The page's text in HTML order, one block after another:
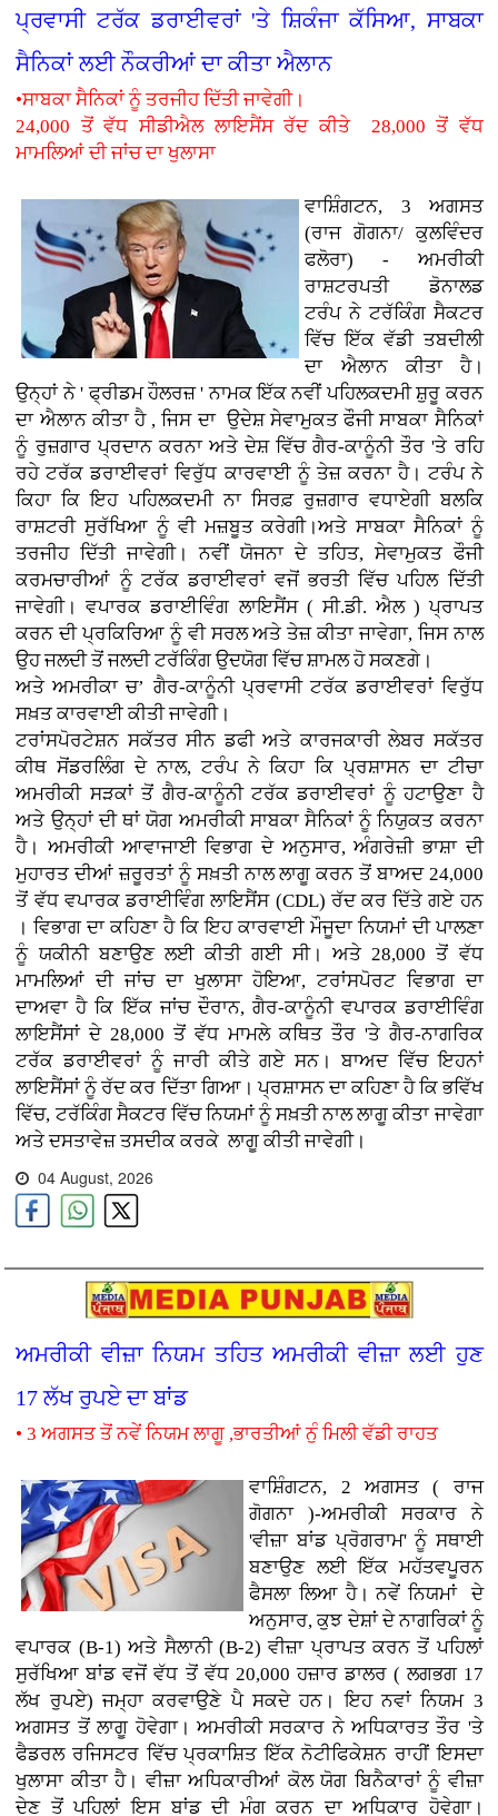
ਪ੍ਰਵਾਸੀ ਟਰੱਕ ਡਰਾਈਵਰਾਂ 'ਤੇ ਸ਼ਿਕੰਜਾ ਕੱਸਿਆ, ਸਾਬਕਾ
ਸੈਨਿਕਾਂ ਲਈ ਨੌਕਰੀਆਂ ਦਾ ਕੀਤਾ ਐਲਾਨ
•ਸਾਬਕਾ ਸੈਨਿਕਾਂ ਨੂੰ ਤਰਜੀਹ ਦਿੱਤੀ ਜਾਵੇਗੀ।
24,000 ਤੋਂ ਵੱਧ ਸੀਡੀਐਲ ਲਾਇਸੈਂਸ ਰੱਦ ਕੀਤੇ 28,000 ਤੋਂ ਵੱਧ
ਮਾਮਲਿਆਂ ਦੀ ਜਾਂਚ ਦਾ ਖੁਲਾਸਾ
ਵਾਸ਼ਿੰਗਟਨ, 3 ਅਗਸਤ
(ਰਾਜ ਗੋਗਨਾ/ ਕੁਲਵਿੰਦਰ
ਫਲੋਰਾ) - ਅਮਰੀਕੀ
ਰਾਸ਼ਟਰਪਤੀ ਡੋਨਾਲਡ
ਟਰੰਪ ਨੇ ਟਰੱਕਿੰਗ ਸੈਕਟਰ
ਵਿੱਚ ਇੱਕ ਵੱਡੀ ਤਬਦੀਲੀ
ਦਾ ਐਲਾਨ ਕੀਤਾ ਹੈ।
ਉਨ੍ਹਾਂ ਨੇ ' ਫ੍ਰੀਡਮ ਹੌਲਰਜ਼ ' ਨਾਮਕ ਇੱਕ ਨਵੀਂ ਪਹਿਲਕਦਮੀ ਸ਼ੁਰੂ ਕਰਨ
ਦਾ ਐਲਾਨ ਕੀਤਾ ਹੈ , ਜਿਸ ਦਾ ਉਦੇਸ਼ ਸੇਵਾਮੁਕਤ ਫੌਜੀ ਸਾਬਕਾ ਸੈਨਿਕਾਂ
ਨੂੰ ਰੁਜ਼ਗਾਰ ਪ੍ਰਦਾਨ ਕਰਨਾ ਅਤੇ ਦੇਸ਼ ਵਿੱਚ ਗੈਰ-ਕਾਨੂੰਨੀ ਤੌਰ 'ਤੇ ਰਹਿ
ਰਹੇ ਟਰੱਕ ਡਰਾਈਵਰਾਂ ਵਿਰੁੱਧ ਕਾਰਵਾਈ ਨੂੰ ਤੇਜ਼ ਕਰਨਾ ਹੈ। ਟਰੰਪ ਨੇ
ਕਿਹਾ ਕਿ ਇਹ ਪਹਿਲਕਦਮੀ ਨਾ ਸਿਰਫ਼ ਰੁਜ਼ਗਾਰ ਵਧਾਏਗੀ ਬਲਕਿ
ਰਾਸ਼ਟਰੀ ਸੁਰੱਖਿਆ ਨੂੰ ਵੀ ਮਜ਼ਬੂਤ ​​ਕਰੇਗੀ।ਅਤੇ ਸਾਬਕਾ ਸੈਨਿਕਾਂ ਨੂੰ
ਤਰਜੀਹ ਦਿੱਤੀ ਜਾਵੇਗੀ। ਨਵੀਂ ਯੋਜਨਾ ਦੇ ਤਹਿਤ, ਸੇਵਾਮੁਕਤ ਫੌਜੀ
ਕਰਮਚਾਰੀਆਂ ਨੂੰ ਟਰੱਕ ਡਰਾਈਵਰਾਂ ਵਜੋਂ ਭਰਤੀ ਵਿੱਚ ਪਹਿਲ ਦਿੱਤੀ
ਜਾਵੇਗੀ। ਵਪਾਰਕ ਡਰਾਈਵਿੰਗ ਲਾਇਸੈਂਸ ( ਸੀ.ਡੀ. ਐਲ ) ਪ੍ਰਾਪਤ
ਕਰਨ ਦੀ ਪ੍ਰਕਿਰਿਆ ਨੂੰ ਵੀ ਸਰਲ ਅਤੇ ਤੇਜ਼ ਕੀਤਾ ਜਾਵੇਗਾ, ਜਿਸ ਨਾਲ
ਉਹ ਜਲਦੀ ਤੋਂ ਜਲਦੀ ਟਰੱਕਿੰਗ ਉਦਯੋਗ ਵਿੱਚ ਸ਼ਾਮਲ ਹੋ ਸਕਣਗੇ।
ਅਤੇ ਅਮਰੀਕਾ ਚ’ ਗੈਰ-ਕਾਨੂੰਨੀ ਪ੍ਰਵਾਸੀ ਟਰੱਕ ਡਰਾਈਵਰਾਂ ਵਿਰੁੱਧ
ਸਖ਼ਤ ਕਾਰਵਾਈ ਕੀਤੀ ਜਾਵੇਗੀ।
ਟਰਾਂਸਪੋਰਟੇਸ਼ਨ ਸਕੱਤਰ ਸੀਨ ਡਫੀ ਅਤੇ ਕਾਰਜਕਾਰੀ ਲੇਬਰ ਸਕੱਤਰ
ਕੀਥ ਸੋਂਡਰਲਿੰਗ ਦੇ ਨਾਲ, ਟਰੰਪ ਨੇ ਕਿਹਾ ਕਿ ਪ੍ਰਸ਼ਾਸਨ ਦਾ ਟੀਚਾ
ਅਮਰੀਕੀ ਸੜਕਾਂ ਤੋਂ ਗੈਰ-ਕਾਨੂੰਨੀ ਟਰੱਕ ਡਰਾਈਵਰਾਂ ਨੂੰ ਹਟਾਉਣਾ ਹੈ
ਅਤੇ ਉਨ੍ਹਾਂ ਦੀ ਥਾਂ ਯੋਗ ਅਮਰੀਕੀ ਸਾਬਕਾ ਸੈਨਿਕਾਂ ਨੂੰ ਨਿਯੁਕਤ ਕਰਨਾ
ਹੈ। ਅਮਰੀਕੀ ਆਵਾਜਾਈ ਵਿਭਾਗ ਦੇ ਅਨੁਸਾਰ, ਅੰਗਰੇਜ਼ੀ ਭਾਸ਼ਾ ਦੀ
ਮੁਹਾਰਤ ਦੀਆਂ ਜ਼ਰੂਰਤਾਂ ਨੂੰ ਸਖ਼ਤੀ ਨਾਲ ਲਾਗੂ ਕਰਨ ਤੋਂ ਬਾਅਦ 24,000
ਤੋਂ ਵੱਧ ਵਪਾਰਕ ਡਰਾਈਵਿੰਗ ਲਾਇਸੈਂਸ (CDL) ਰੱਦ ਕਰ ਦਿੱਤੇ ਗਏ ਹਨ
। ਵਿਭਾਗ ਦਾ ਕਹਿਣਾ ਹੈ ਕਿ ਇਹ ਕਾਰਵਾਈ ਮੌਜੂਦਾ ਨਿਯਮਾਂ ਦੀ ਪਾਲਣਾ
ਨੂੰ ਯਕੀਨੀ ਬਣਾਉਣ ਲਈ ਕੀਤੀ ਗਈ ਸੀ। ਅਤੇ 28,000 ਤੋਂ ਵੱਧ
ਮਾਮਲਿਆਂ ਦੀ ਜਾਂਚ ਦਾ ਖੁਲਾਸਾ ਹੋਇਆ, ਟਰਾਂਸਪੋਰਟ ਵਿਭਾਗ ਦਾ
ਦਾਅਵਾ ਹੈ ਕਿ ਇੱਕ ਜਾਂਚ ਦੌਰਾਨ, ਗੈਰ-ਕਾਨੂੰਨੀ ਵਪਾਰਕ ਡਰਾਈਵਿੰਗ
ਲਾਇਸੈਂਸਾਂ ਦੇ 28,000 ਤੋਂ ਵੱਧ ਮਾਮਲੇ ਕਥਿਤ ਤੌਰ 'ਤੇ ਗੈਰ-ਨਾਗਰਿਕ
ਟਰੱਕ ਡਰਾਈਵਰਾਂ ਨੂੰ ਜਾਰੀ ਕੀਤੇ ਗਏ ਸਨ। ਬਾਅਦ ਵਿੱਚ ਇਹਨਾਂ
ਲਾਇਸੈਂਸਾਂ ਨੂੰ ਰੱਦ ਕਰ ਦਿੱਤਾ ਗਿਆ। ਪ੍ਰਸ਼ਾਸਨ ਦਾ ਕਹਿਣਾ ਹੈ ਕਿ ਭਵਿੱਖ
ਵਿੱਚ, ਟਰੱਕਿੰਗ ਸੈਕਟਰ ਵਿੱਚ ਨਿਯਮਾਂ ਨੂੰ ਸਖ਼ਤੀ ਨਾਲ ਲਾਗੂ ਕੀਤਾ ਜਾਵੇਗਾ
ਅਤੇ ਦਸਤਾਵੇਜ਼ ਤਸਦੀਕ ਕਰਕੇ ਲਾਗੂ ਕੀਤੀ ਜਾਵੇਗੀ।
04 August, 2026
ਅਮਰੀਕੀ ਵੀਜ਼ਾ ਨਿਯਮ ਤਹਿਤ ਅਮਰੀਕੀ ਵੀਜ਼ਾ ਲਈ ਹੁਣ
17 ਲੱਖ ਰੁਪਏ ਦਾ ਬਾਂਡ
• 3 ਅਗਸਤ ਤੋਂ ਨਵੇਂ ਨਿਯਮ ਲਾਗੂ ,ਭਾਰਤੀਆਂ ਨੁੰ ਮਿਲੀ ਵੱਡੀ ਰਾਹਤ
ਵਾਸ਼ਿੰਗਟਨ, 2 ਅਗਸਤ ( ਰਾਜ
ਗੋਗਨਾ )-ਅਮਰੀਕੀ ਸਰਕਾਰ ਨੇ
'ਵੀਜ਼ਾ ਬਾਂਡ ਪ੍ਰੋਗਰਾਮ' ਨੂੰ ਸਥਾਈ
ਬਣਾਉਣ ਲਈ ਇੱਕ ਮਹੱਤਵਪੂਰਨ
ਫੈਸਲਾ ਲਿਆ ਹੈ। ਨਵੇਂ ਨਿਯਮਾਂ ਦੇ
ਅਨੁਸਾਰ, ਕੁਝ ਦੇਸ਼ਾਂ ਦੇ ਨਾਗਰਿਕਾਂ ਨੂੰ
ਵਪਾਰਕ (B-1) ਅਤੇ ਸੈਲਾਨੀ (B-2) ਵੀਜ਼ਾ ਪ੍ਰਾਪਤ ਕਰਨ ਤੋਂ ਪਹਿਲਾਂ
ਸੁਰੱਖਿਆ ਬਾਂਡ ਵਜੋਂ ਵੱਧ ਤੋਂ ਵੱਧ 20,000 ਹਜ਼ਾਰ ਡਾਲਰ ( ਲਗਭਗ 17
ਲੱਖ ਰੁਪਏ) ਜਮ੍ਹਾ ਕਰਵਾਉਣੇ ਪੈ ਸਕਦੇ ਹਨ। ਇਹ ਨਵਾਂ ਨਿਯਮ 3
ਅਗਸਤ ਤੋਂ ਲਾਗੂ ਹੋਵੇਗਾ। ਅਮਰੀਕੀ ਸਰਕਾਰ ਨੇ ਅਧਿਕਾਰਤ ਤੌਰ 'ਤੇ
ਫੈਡਰਲ ਰਜਿਸਟਰ ਵਿੱਚ ਪ੍ਰਕਾਸ਼ਿਤ ਇੱਕ ਨੋਟੀਫਿਕੇਸ਼ਨ ਰਾਹੀਂ ਇਸਦਾ
ਖੁਲਾਸਾ ਕੀਤਾ ਹੈ। ਵੀਜ਼ਾ ਅਧਿਕਾਰੀਆਂ ਕੋਲ ਯੋਗ ਬਿਨੈਕਾਰਾਂ ਨੂੰ ਵੀਜ਼ਾ
ਦੇਣ ਤੋਂ ਪਹਿਲਾਂ ਇਸ ਬਾਂਡ ਦੀ ਮੰਗ ਕਰਨ ਦਾ ਅਧਿਕਾਰ ਹੋਵੇਗਾ।